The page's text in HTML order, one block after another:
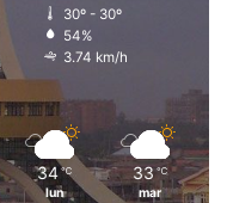
30º - 30º
54%
3.74 km/h
34 ℃
lun
33 ℃
mar